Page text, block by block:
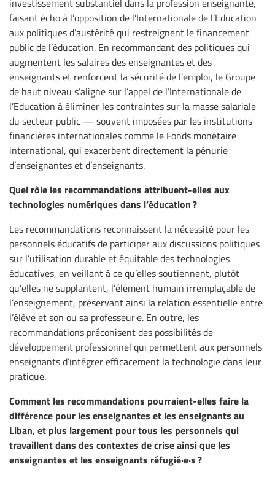
investissement substantiel dans la profession enseignante,
faisant écho à l’opposition de l’Internationale de l’Education
aux politiques d’austérité qui restreignent le financement
public de l’éducation. En recommandant des politiques qui
augmentent les salaires des enseignantes et des
enseignants et renforcent la sécurité de l’emploi, le Groupe
de haut niveau s’aligne sur l’appel de l’Internationale de
l’Education à éliminer les contraintes sur la masse salariale
du secteur public — souvent imposées par les institutions
financières internationales comme le Fonds monétaire
international, qui exacerbent directement la pénurie
d’enseignantes et d’enseignants.
Quel rôle les recommandations attribuent-elles aux
technologies numériques dans l’éducation ?
Les recommandations reconnaissent la nécessité pour les
personnels éducatifs de participer aux discussions politiques
sur l’utilisation durable et équitable des technologies
éducatives, en veillant à ce qu’elles soutiennent, plutôt
qu’elles ne supplantent, l’élément humain irremplaçable de
l’enseignement, préservant ainsi la relation essentielle entre
l’élève et son ou sa professeur·e. En outre, les
recommandations préconisent des possibilités de
développement professionnel qui permettent aux personnels
enseignants d’intégrer efficacement la technologie dans leur
pratique.
Comment les recommandations pourraient-elles faire la
différence pour les enseignantes et les enseignants au
Liban, et plus largement pour tous les personnels qui
travaillent dans des contextes de crise ainsi que les
enseignantes et les enseignants réfugié·e·s ?